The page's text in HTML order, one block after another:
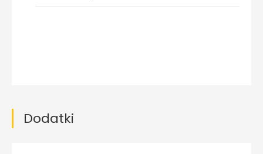
Dodatki